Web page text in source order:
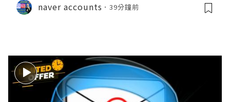
naver accounts 39分鐘前